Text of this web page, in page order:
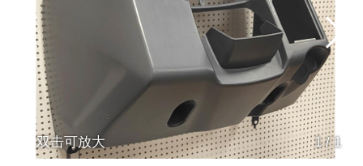
1/1
双击可放大